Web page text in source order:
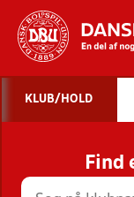
KLUB/HOLD
Find